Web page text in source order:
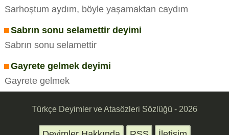
Sarhoştum aydım, böyle yaşamaktan caydım
Sabrın sonu selamettir deyimi
Sabrın sonu selamettir
Gayrete gelmek deyimi
Gayrete gelmek
Türkçe Deyimler ve Atasözleri Sözlüğü - 2026